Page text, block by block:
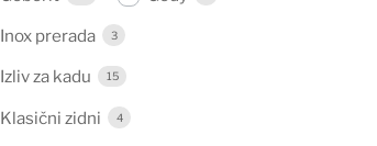
Inox prerada 3
Izliv za kadu 15
Klasični zidni 4